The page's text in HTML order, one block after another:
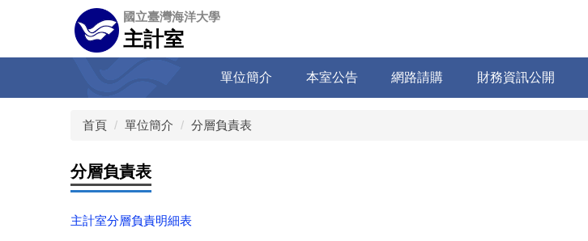
容
國立臺灣海洋大學
主計室
單位簡介 本室公告 網路請購 財務資訊公開
首頁 單位簡介 分層負責表
分層負責表
主計室分層負責明細表